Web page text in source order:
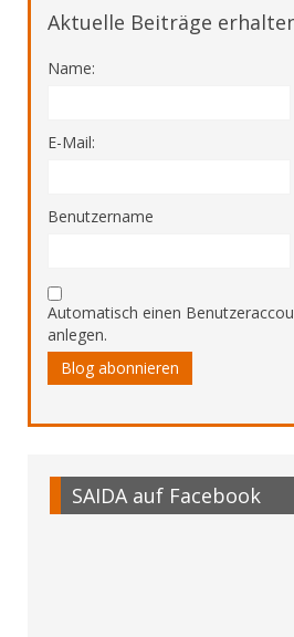
Aktuelle Beiträge
Name:
E-Mail:
Benutzername
Automatisch einen
anlegen.
Blog abonnieren
SAIDA auf Facebook